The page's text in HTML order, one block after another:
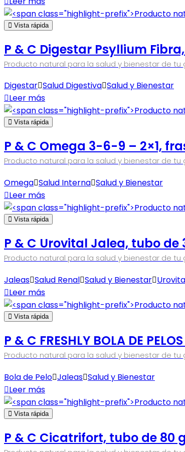
Vista rápida
Producto natural para la salud y bienestar de tu
P & C Digestar Psyllium Fibra,
Digestar Salud Digestiva Salud y Bienestar
Leer más
Vista rápida
Producto natural para la salud y bienestar de tu
P & C Omega 3-6-9 – 2×1,
Omega Salud Interna Salud y Bienestar
Leer más
Vista rápida
Producto natural para la salud y bienestar de tu
P & C Urovital Jalea, tubo de
Jaleas Salud Renal Salud y Bienestar
Leer más
Vista rápida
Producto natural para la salud y bienestar de tu
P & C FRESHLY BOLA DE
Bola de Pelo Jaleas Salud y Bienestar
Leer más
Vista rápida
P & C Cicatrifort, tubo de 80